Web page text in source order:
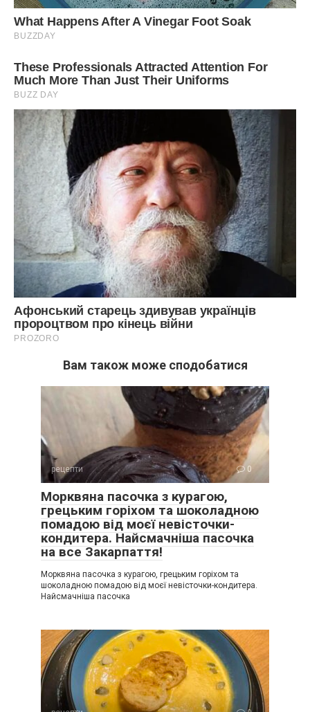
Вам також може сподобатися
рецепти 0
Морквяна пасочка з курагою,
грецьким горіхом та шоколадною
помадою від моєї невісточки-
кондитера. Найсмачніша пасочка
на все Закарпаття!
Морквяна пасочка з курагою, грецьким горіхом та
шоколадною помадою від моєї невісточки-кондитера.
Найсмачніша пасочка